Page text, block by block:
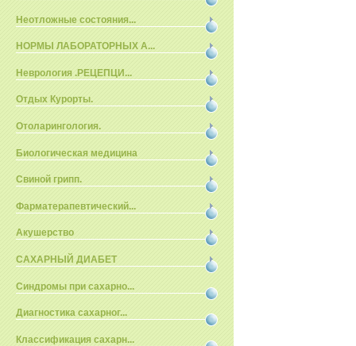
Неотложные состояния...
НОРМЫ ЛАБОРАТОРНЫХ А...
Неврология .РЕЦЕПЦИ...
Отдых Курорты.
Отоларингология.
Биологическая медицина
Свиной грипп.
Фарматерапевтический...
Акушерство
САХАРНЫЙ ДИАБЕТ
Синдромы при сахарно...
Диагностика сахарног...
Классификация сахарн...